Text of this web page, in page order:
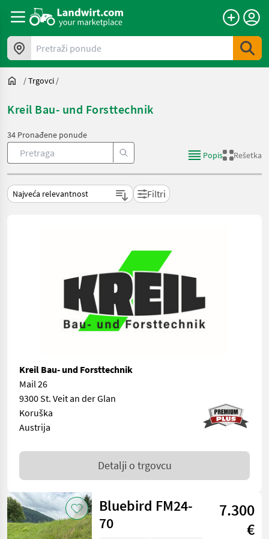
Pretraži ponude
/Trgovci /
Kreil Bau- und Forsttechnik
34 Pronađene ponude
Popis
Rešetka
Filtri
Kreil Bau- und Forsttechnik
Mail 26
9300 St. Veit an der Glan
Koruška
Austrija
Detalji o trgovcu
Bluebird FM24-
70
7.300
€